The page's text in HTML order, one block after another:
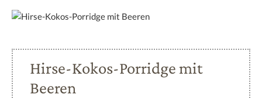
Hirse-Kokos-Porridge mit
Beeren